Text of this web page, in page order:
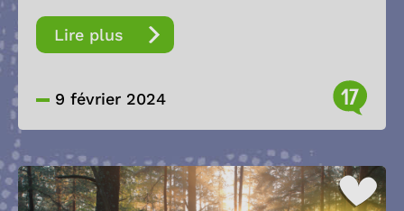
Lire plus
9 février 2024 17